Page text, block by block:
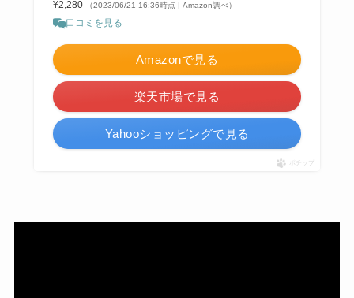
¥2,280 （2023/06/21 16:36時点 | Amazon調べ）
口コミを見る
Amazonで見る
楽天市場で見る
Yahooショッピングで見る
ポチップ